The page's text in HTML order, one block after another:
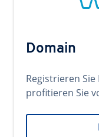
Domain
Registrieren
profitieren Sie